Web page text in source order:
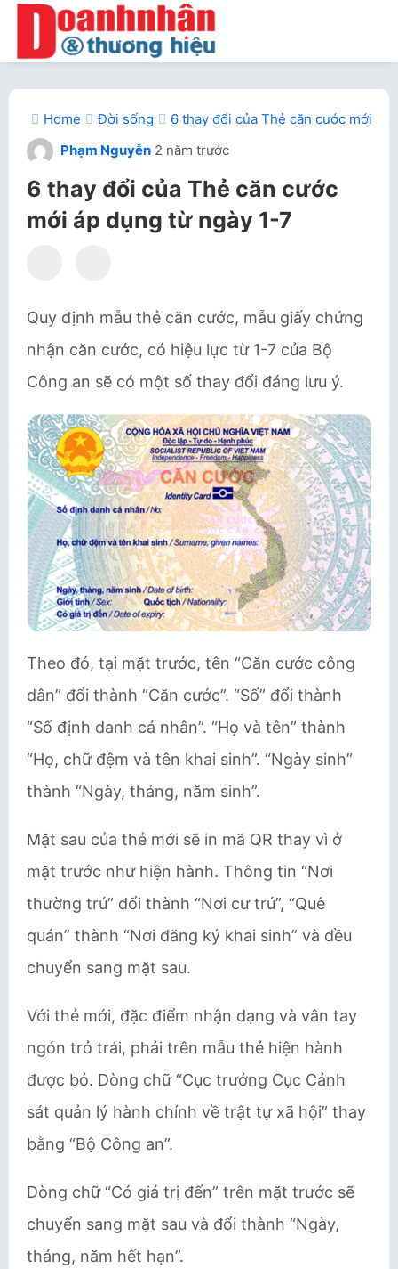
Home Đời sống
6 thay đổi của Thẻ căn cước mới áp
Phạm Nguyễn 2 năm trước
6 thay đổi của Thẻ căn cước
mới áp dụng từ ngày 1-7
Quy định mẫu thẻ căn cước, mẫu giấy chứng
nhận căn cước, có hiệu lực từ 1-7 của Bộ
Công an sẽ có một số thay đổi đáng lưu ý.
Theo đó, tại mặt trước, tên “Căn cước công
dân” đổi thành “Căn cước”. “Số” đổi thành
“Số định danh cá nhân”. “Họ và tên” thành
“Họ, chữ đệm và tên khai sinh”. “Ngày sinh”
thành “Ngày, tháng, năm sinh”.
Mặt sau của thẻ mới sẽ in mã QR thay vì ở
mặt trước như hiện hành. Thông tin “Nơi
thường trú” đổi thành “Nơi cư trú”, “Quê
quán” thành “Nơi đăng ký khai sinh” và đều
chuyển sang mặt sau.
Với thẻ mới, đặc điểm nhận dạng và vân tay
ngón trỏ trái, phải trên mẫu thẻ hiện hành
được bỏ. Dòng chữ “Cục trưởng Cục Cảnh
sát quản lý hành chính về trật tự xã hội” thay
bằng “Bộ Công an”.
Dòng chữ “Có giá trị đến” trên mặt trước sẽ
chuyển sang mặt sau và đổi thành “Ngày,
tháng, năm hết hạn”.